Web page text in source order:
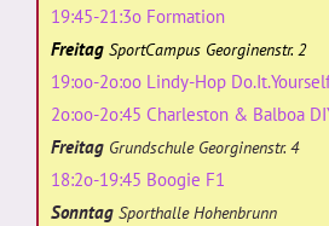
19:45-21:3o Formation
Freitag SportCampus Georginenstr. 2
19:oo-2o:oo Lindy-Hop
2o:oo-2o:45 Charleston & Balboa
Freitag Grundschule Georginenstr. 4
18:2o-19:45 Boogie F1
Sonntag Sporthalle Hohenbrunn